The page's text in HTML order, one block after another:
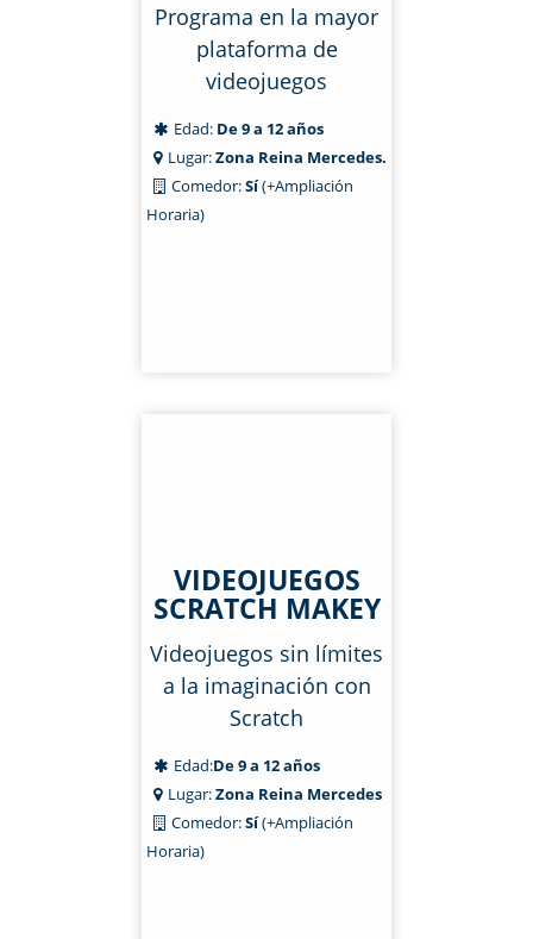
Programa en la mayor
plataforma de
videojuegos
Edad: De 9 a 12 años
Lugar:Zona Reina Mercedes.
Comedor:Sí(+Ampliación
Horaria)
VIDEOJUEGOS
SCRATCH MAKEY
Videojuegos sin límites
a la imaginación con
Scratch
Edad:De 9 a 12 años
Lugar:Zona Reina Mercedes
Comedor:Sí(+Ampliación
Horaria)